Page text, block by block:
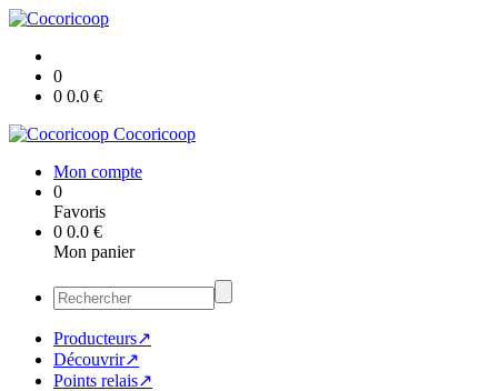
0
0 0.0 €
Cocoricoop
Mon compte
0
Favoris
0 0.0 €
Mon panier
Producteurs↗
Découvrir↗
Points relais↗